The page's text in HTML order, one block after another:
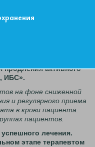
со стертым
ХС, уровня АД в
СМАД, оценки
статуса.
продления активного
ИБС».
на фоне сниженной
и регулярного приема
в крови пациента.
пациентов.
лечения.
этапе терапевтом